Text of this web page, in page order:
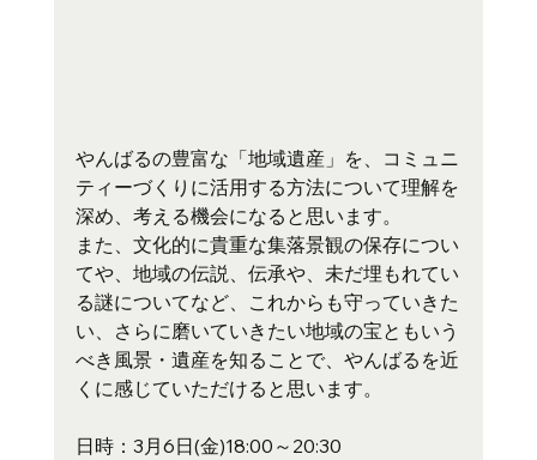
やんばるの豊富な「地域遺産」を、コミュニ
ティーづくりに活用する方法について理解を
深め、考える機会になると思います。
また、文化的に貴重な集落景観の保存につい
てや、地域の伝説、伝承や、未だ埋もれてい
る謎についてなど、これからも守っていきた
い、さらに磨いていきたい地域の宝ともいう
べき風景・遺産を知ることで、やんばるを近
くに感じていただけると思います。
日時：3月6日(金)18:00～20:30